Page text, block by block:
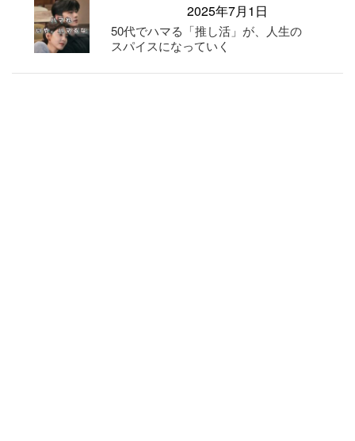
2025年7月1日
50代でハマる「推し活」が、人生の
スパイスになっていく